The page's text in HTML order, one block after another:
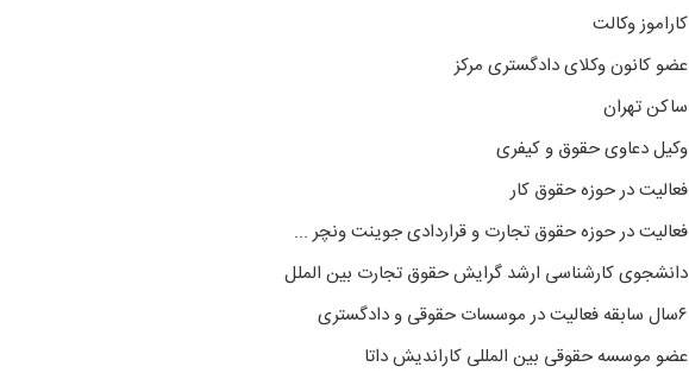
کاراموز وکالت
عضو کانون وکلای دادگستری مرکز
ساکن تهران
وکیل دعاوی حقوق و کیفری
فعالیت در حوزه حقوق کار
فعالیت در حوزه حقوق تجارت و قراردادی جوینت ونچر ...
دانشجوی کارشناسی ارشد گرایش حقوق تجارت بین الملل
۶سال سابقه فعالیت در موسسات حقوقی و دادگستری
عضو موسسه حقوقی بین المللی کاراندیش داتا